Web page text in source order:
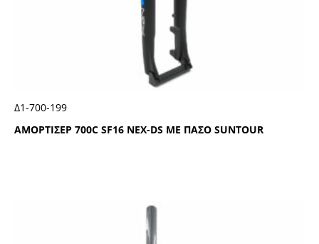
ΑΜΟΡΤΙΣΕΡ 700C SF16 ΝΕΧ-DS ΜΕ ΠΑΣΟ SUΝΤΟUR
Δ1-700-199